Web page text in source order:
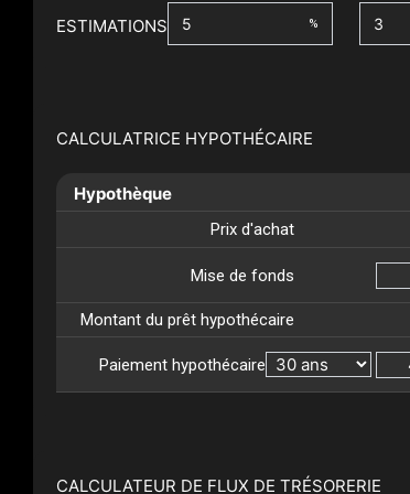
ESTIMATIONS %
CALCULATRICE HYPOTHÉCAIRE
Hypothèque
Prix d'achat
Mise de fonds
Montant du prêt hypothécaire
Paiement hypothécaire
CALCULATEUR DE FLUX DE TRÉSORERIE